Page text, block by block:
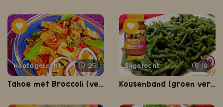
Hoofdgerecht 25
Tahoe met Broccoli (vegetarisch gerecht)
Bijgerecht 10
Kousenband (groen verse, beetgare en knapperige kousenband)